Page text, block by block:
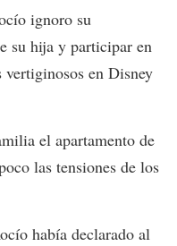
ignoro su
su hija y participar en
vertiginosos en Disney
el apartamento de
las tensiones de los
había declarado al